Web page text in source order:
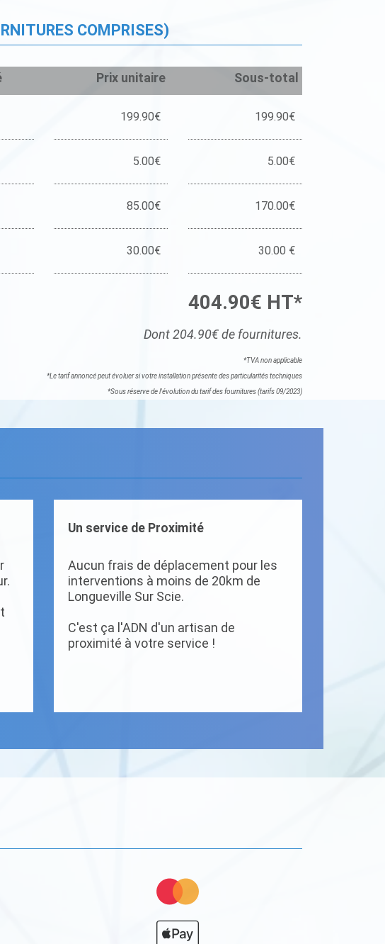
COMPRISES)
Prix unitaire Sous-total
199.90€ 199.90€
5.00€ 5.00€
85.00€ 170.00€
30.00€ 30.00 €
404.90€ HT*
Dont 204.90€ de fournitures.
*TVA non applicable
*Le tarif annoncé peut évoluer si votre installation présente des particularités techniques
*Sous réserve de l'évolution du tarif des fournitures (tarifs 09/2023)
Un service de Proximité
Aucun frais de déplacement pour les
interventions à moins de 20km de
Longueville Sur Scie.
C'est ça l'ADN d'un artisan de
proximité à votre service !